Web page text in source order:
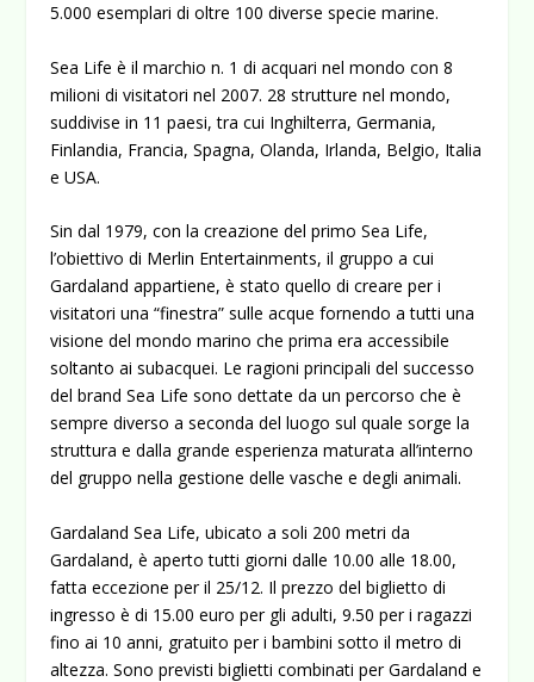
5.000 esemplari di oltre 100 diverse specie marine.
Sea Life è il marchio n. 1 di acquari nel mondo con 8
milioni di visitatori nel 2007. 28 strutture nel mondo,
suddivise in 11 paesi, tra cui Inghilterra, Germania,
Finlandia, Francia, Spagna, Olanda, Irlanda, Belgio, Italia
e USA.
Sin dal 1979, con la creazione del primo Sea Life,
l’obiettivo di Merlin Entertainments, il gruppo a cui
Gardaland appartiene, è stato quello di creare per i
visitatori una “finestra” sulle acque fornendo a tutti una
visione del mondo marino che prima era accessibile
soltanto ai subacquei. Le ragioni principali del successo
del brand Sea Life sono dettate da un percorso che è
sempre diverso a seconda del luogo sul quale sorge la
struttura e dalla grande esperienza maturata all’interno
del gruppo nella gestione delle vasche e degli animali.
Gardaland Sea Life, ubicato a soli 200 metri da
Gardaland, è aperto tutti giorni dalle 10.00 alle 18.00,
fatta eccezione per il 25/12. Il prezzo del biglietto di
ingresso è di 15.00 euro per gli adulti, 9.50 per i ragazzi
fino ai 10 anni, gratuito per i bambini sotto il metro di
altezza. Sono previsti biglietti combinati per Gardaland e